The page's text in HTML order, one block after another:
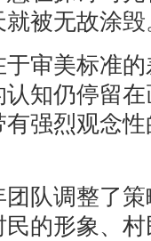
被无故涂毁
美标准的
知仍停留
强烈观念
调整了策
的形象、